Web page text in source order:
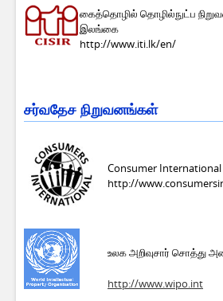
கைத்தொழில் தொழில்நுட்ப
இலங்கை
http://www.iti.lk/en/
சர்வதேச நிறுவனங்கள்
Consumer International
http://
உலக அறிவுசார் சொத்து
http://www.wipo.int